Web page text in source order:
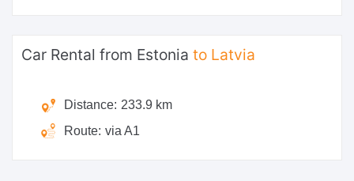
Car Rental from Estoniato Latvia
Distance: 233.9 km
Route: via A1